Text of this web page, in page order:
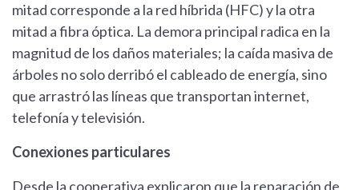
mitad corresponde a la red híbrida (HFC) y la otra
mitad a fibra óptica. La demora principal radica en la
magnitud de los daños materiales; la caída masiva de
árboles no solo derribó el cableado de energía, sino
que arrastró las líneas que transportan internet,
telefonía y televisión.
Conexiones particulares
Desde la cooperativa explicaron que la reparación de